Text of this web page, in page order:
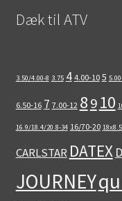
Dæk til ATV
3.50/4.00-8 3.75 4 4.00-10 5
6.50-16 7 7.00-12 89 10
16.9/18.4/20.8-34 16/70-20
CARLSTAR DATEX
JOURNEY